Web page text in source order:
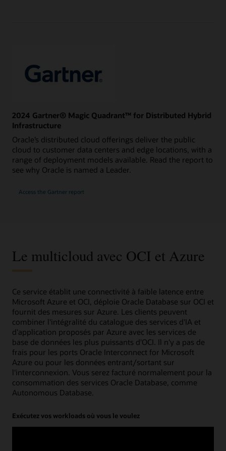
2024 Gartner® Magic Quadrant™ for Distributed Hybrid
Infrastructure
Oracle’s distributed cloud offerings deliver the public
cloud to customer data centers and edge locations, with a
range of deployment models available. Read the report to
see why Oracle is named a Leader.
Access the Gartner report
2024
Le multicloud avec OCI et Azure
Ce service établit une connectivité à faible latence entre
Microsoft Azure et OCI, déploie Oracle Database sur OCI et
fournit des mesures sur Azure. Les clients peuvent
combiner l'intégralité du catalogue des services d'IA et
d'application proposés par Azure avec les services de
base de données les plus puissants d'OCI. Il n'y a pas de
frais pour les ports Oracle Interconnect for Microsoft
Azure ou pour les données entrant/sortant sur
l'interconnexion. Vous serez facturé normalement pour la
consommation des services Oracle Database, comme
Autonomous Database.
Exécutez vos workloads où vous le voulez